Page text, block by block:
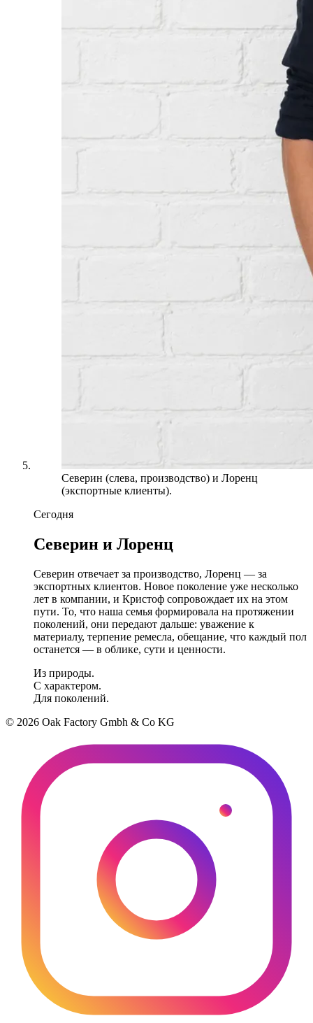
Северин (слева, производство) и Лоренц
(экспортные клиенты).
Сегодня
Северин и Лоренц
Северин отвечает за производство, Лоренц — за
экспортных клиентов. Новое поколение уже несколько
лет в компании, и Кристоф сопровождает их на этом
пути. То, что наша семья формировала на протяжении
поколений, они передают дальше: уважение к
материалу, терпение ремесла, обещание, что каждый пол
останется — в облике, сути и ценности.
Из природы.
С характером.
Для поколений.
© 2026 Oak Factory Gmbh & Co KG